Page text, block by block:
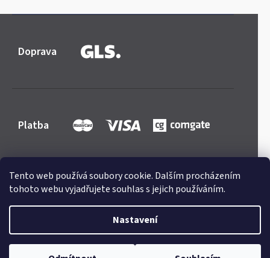
Tento web používá soubory cookie. Dalším procházením
tohoto webu vyjadřujete souhlas s jejich používáním.
Nastavení
Doprava
Platba
Shoptet |mime digital
Mercedes-store.com
vyhrazena.Upravit nastavení cookies